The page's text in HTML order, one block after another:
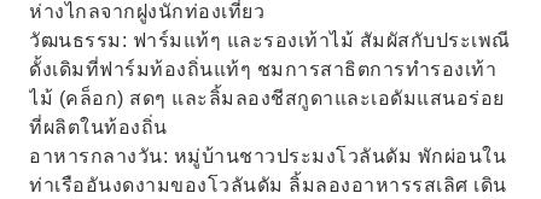
ห่างไกลจากฝูงนักท่องเที่ยว
วัฒนธรรม: ฟาร์มแท้ๆ และรองเท้าไม้ สัมผัสกับประเพณี
ดั้งเดิมที่ฟาร์มท้องถิ่นแท้ๆ ชมการสาธิตการทำรองเท้า
ไม้ (คล็อก) สดๆ และลิ้มลองชีสกูดาและเอดัมแสนอร่อย
ที่ผลิตในท้องถิ่น
อาหารกลางวัน: หมู่บ้านชาวประมงโวลันดัม พักผ่อนใน
ท่าเรืออันงดงามของโวลันดัม ลิ้มลองอาหารรสเลิศ เดิน